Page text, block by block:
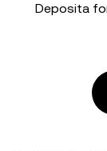
Deposita